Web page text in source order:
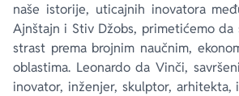
naše istorije, uticajnih inovatora
Ajnštajn i Stiv Džobs, primetićemo
strast prema brojnim naučnim,
oblastima. Leonardo da Vinči,
inovator, inženjer, skulptor, arhitekta,